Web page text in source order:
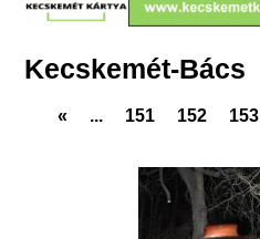
Kecskemét-Bács
« ... 151 152 153